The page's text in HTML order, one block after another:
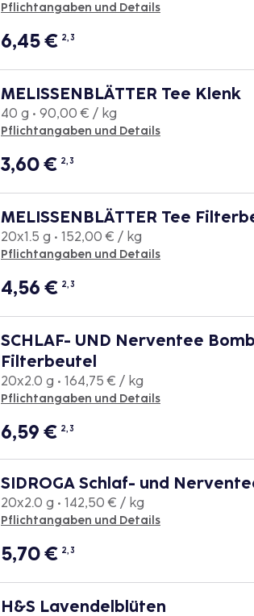
Pflichtangaben und Details
6,45€ 2, 3
MELISSENBLÄTTER Tee Klenk
40 g • 90,00 € / kg
Pflichtangaben und Details
3,60€ 2, 3
MELISSENBLÄTTER Tee
20x1.5 g • 152,00 € / kg
Pflichtangaben und Details
4,56€ 2, 3
SCHLAF- UND Nerventee
Filterbeutel
20x2.0 g • 164,75 € / kg
Pflichtangaben und Details
6,59€ 2, 3
SIDROGA Schlaf- und
20x2.0 g • 142,50 € / kg
Pflichtangaben und Details
5,70€ 2, 3
H&S Lavendelblüten